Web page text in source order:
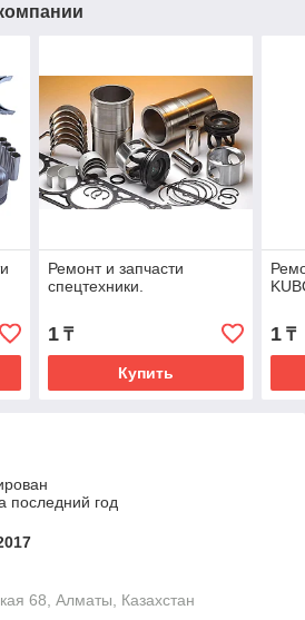
Ремонт и запчасти
спецтехники.
1₸
Купить
1 ₸
последний год
68, Алматы, Казахстан